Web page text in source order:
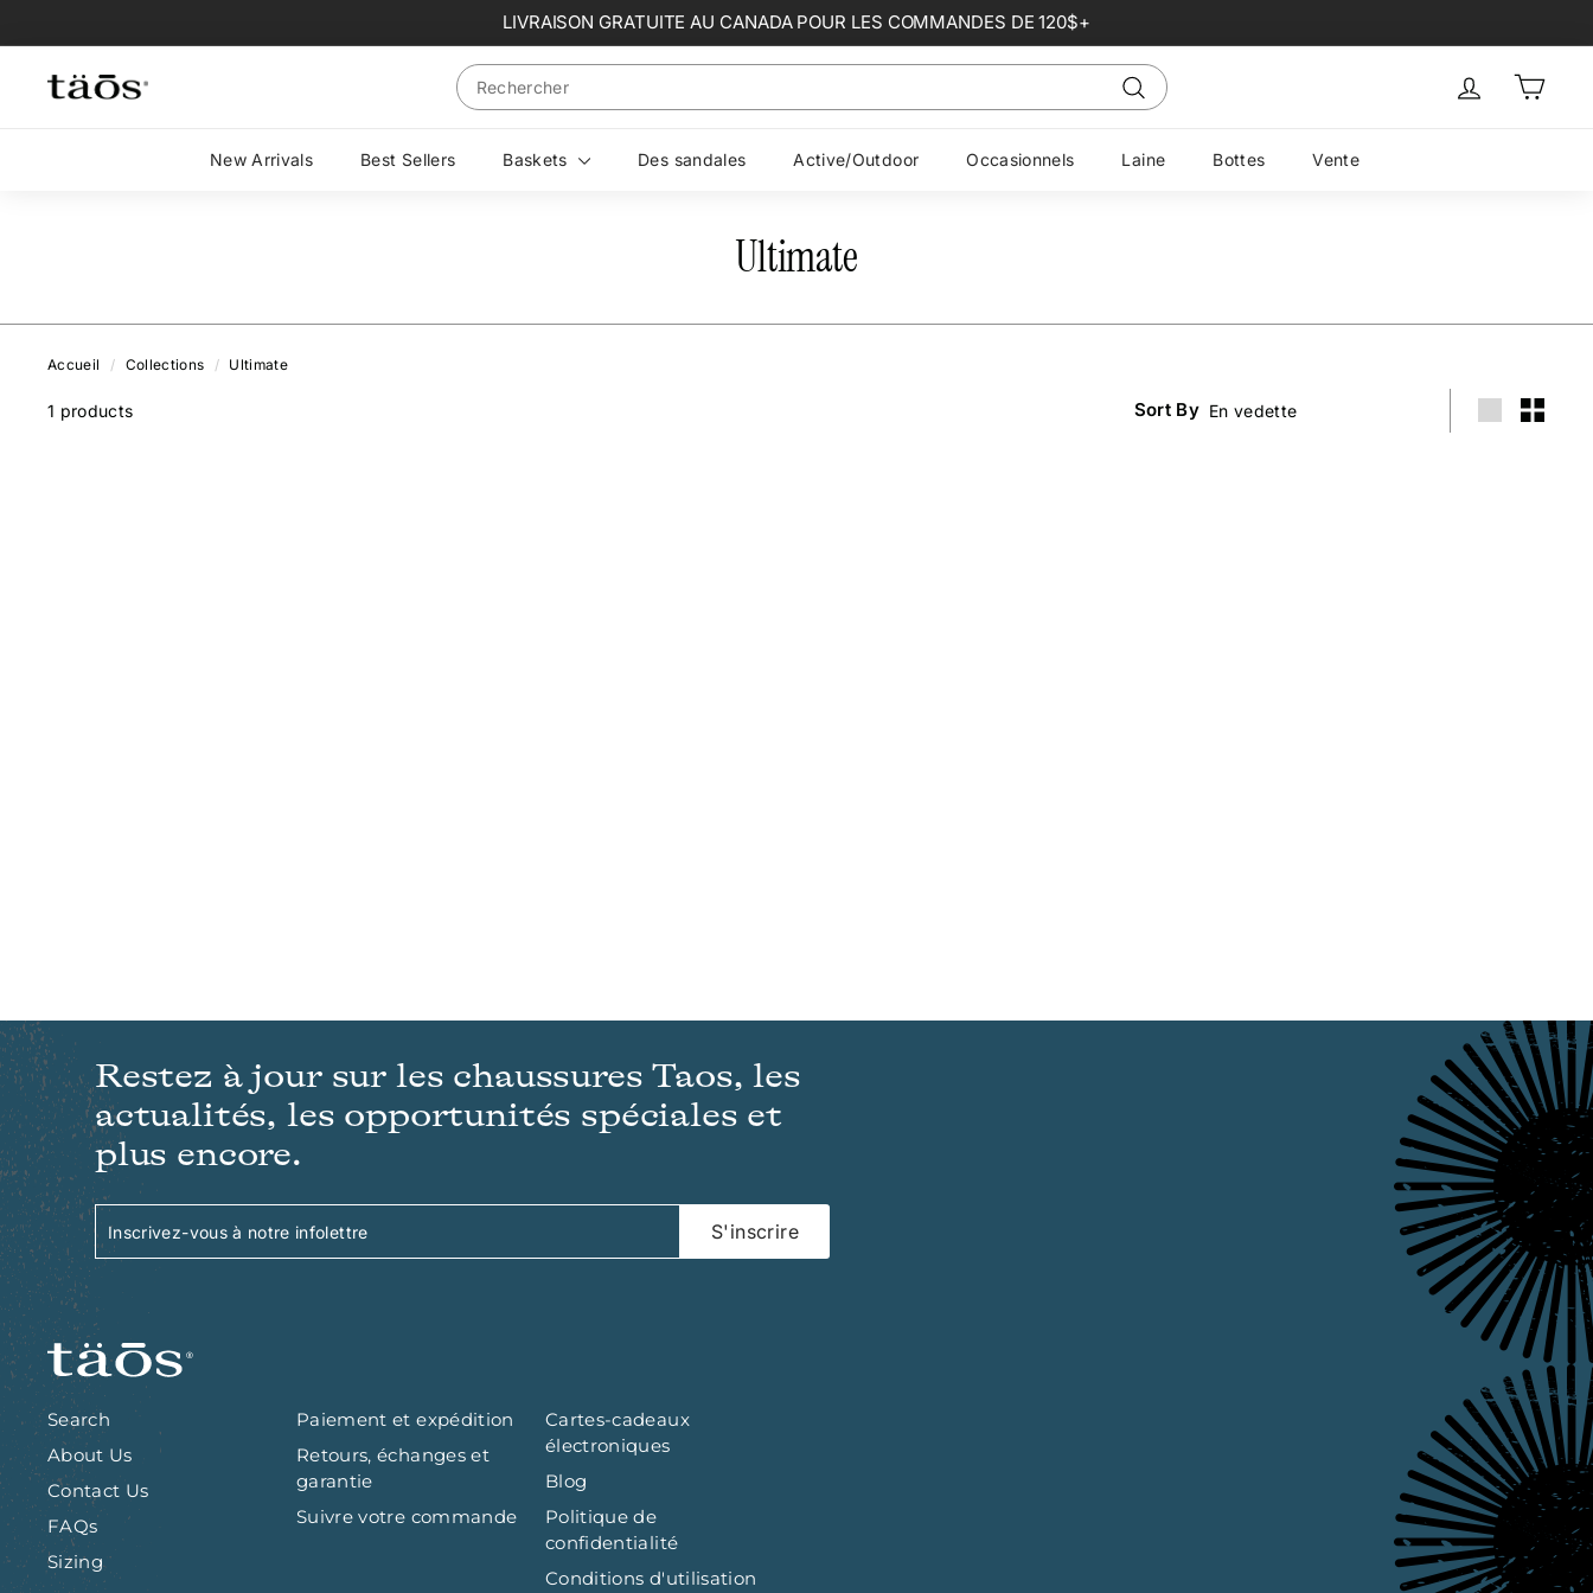
Diaporama
Pause
LIVRAISON GRATUITE AU CANADA POUR LES COMMANDES DE 120$+
Search
Recherche
Sign in Panier
New Arrivals Best Sellers Baskets Des sandales Active/Outdoor Occasionnels Laine Bottes Vente
Ultimate
Accueil / Collections / Ultimate
1 products Sort By
Restez à jour sur les chaussures Taos, les
actualités, les opportunités spéciales et
plus encore.
Inscrivez-
vous
à
infolettre
S'inscrire
S'inscrire
Search
About Us
Contact Us
FAQs
Sizing
Paiement et expédition
Retours, échanges et
garantie
Suivre votre commande
Cartes-cadeaux
électroniques
Blog
Politique de
confidentialité
Conditions d'utilisation